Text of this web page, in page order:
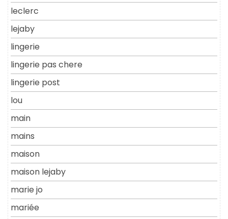
leclerc
lejaby
lingerie
lingerie pas chere
lingerie post
lou
main
mains
maison
maison lejaby
marie jo
mariée